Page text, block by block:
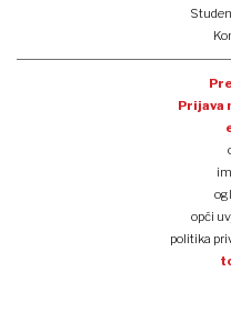
Prijava
opći
politika